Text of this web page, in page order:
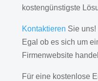
kostengünstigste
Kontaktieren Sie uns!
Egal ob es sich um
Firmenwebsite
Für eine kostenlose